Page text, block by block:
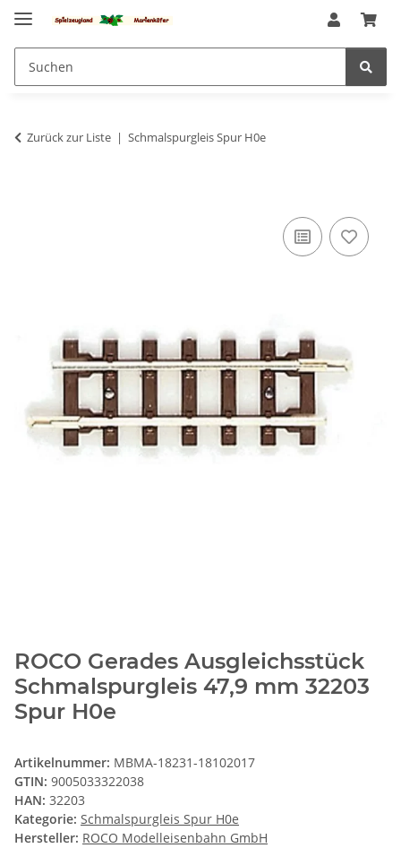
Zurück zur Liste Schmalspurgleis Spur H0e
ROCO Gerades Ausgleichsstück
Schmalspurgleis 47,9 mm 32203
Spur H0e
Artikelnummer: MBMA-18231-18102017
GTIN: 9005033322038
HAN: 32203
Kategorie: Schmalspurgleis Spur H0e
Hersteller: ROCO Modelleisenbahn GmbH